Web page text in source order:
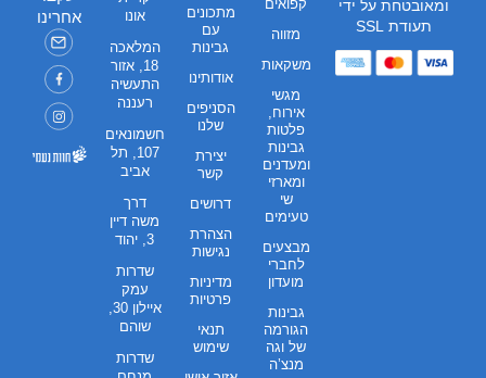
קפואים
מזווה
משקאות
מגשי
אירוח,
פלטות
גבינות
ומעדנים
ומארזי
שי
טעימים
מבצעים
לחברי
מועדון
גבינות
הגורמה
של וגה
מנצ’ה
מתכונים
עם
גבינות
אודותינו
הסניפים
שלנו
יצירת
קשר
דרושים
הצהרת
נגישות
מדיניות
פרטיות
תנאי
שימוש
אונו
המלאכה
18, אזור
התעשיה
רעננה
חשמונאים
107, תל
אביב
דרך
משה דיין
3, יהוד
שדרות
עמק
איילון 30,
שוהם
שדרות
אחרינו
ומאובטחת על ידי
תעודת SSL